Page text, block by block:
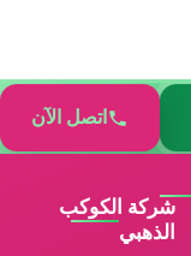
اتصل الآن
شركة الكوكب
الذهبي